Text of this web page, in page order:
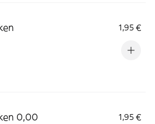
1,95 €
0,00 1,95 €